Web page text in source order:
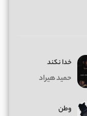
خدا نکند
حمید هیراد
وطن